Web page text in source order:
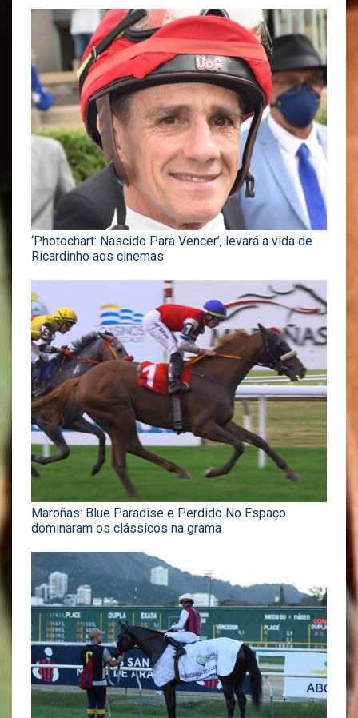
‘Photochart: Nascido Para Vencer’, levará a vida de
Ricardinho aos cinemas
Maroñas: Blue Paradise e Perdido No Espaço
dominaram os clássicos na grama